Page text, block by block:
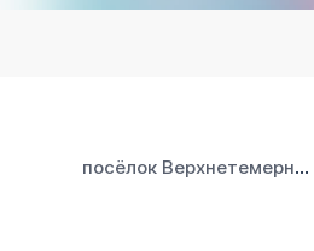
посёлок Верхнетемерницкий